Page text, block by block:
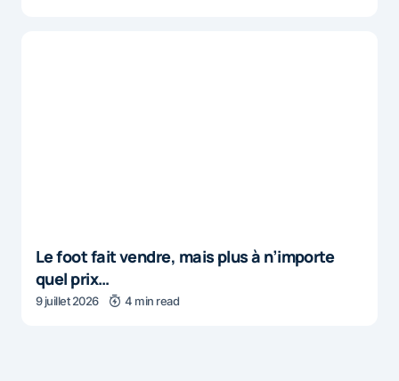
Le foot fait vendre, mais plus à n’importe
quel prix…
9 juillet 2026 4 min read